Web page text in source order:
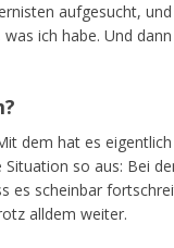
aufgesucht,
ich habe. Und
dem hat es
so aus: Bei
scheinbar
alldem weiter.